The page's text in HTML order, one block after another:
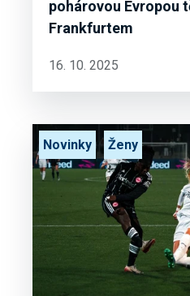
pohárovou Evropou
Frankfurtem
16. 10. 2025
Novinky Ženy